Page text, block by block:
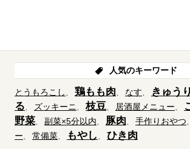
人気のキーワード
とうもろこし 鶏もも肉 なす きゅうり
る
ズッキーニ 枝豆 居酒屋メニュー
野菜
副菜×5分以内 豚肉 手作りおやつ
ー
常備菜 もやし ひき肉